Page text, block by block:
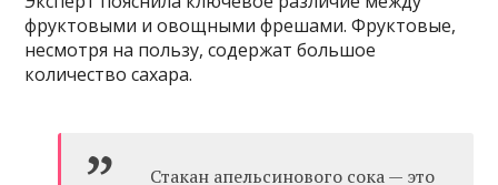
фруктовыми и овощными фрешами. Фруктовые,
несмотря на пользу, содержат большое
количество сахара.
Стакан апельсинового сока — это